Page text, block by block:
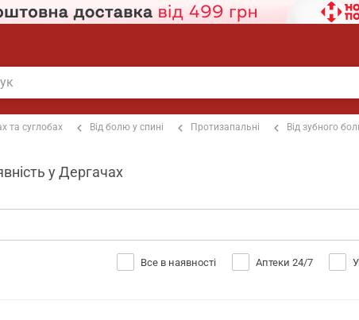
та суглобах Від болю у спині Протизапальні Від зубного
у Дергачах
Все в наявності Аптеки 24/7